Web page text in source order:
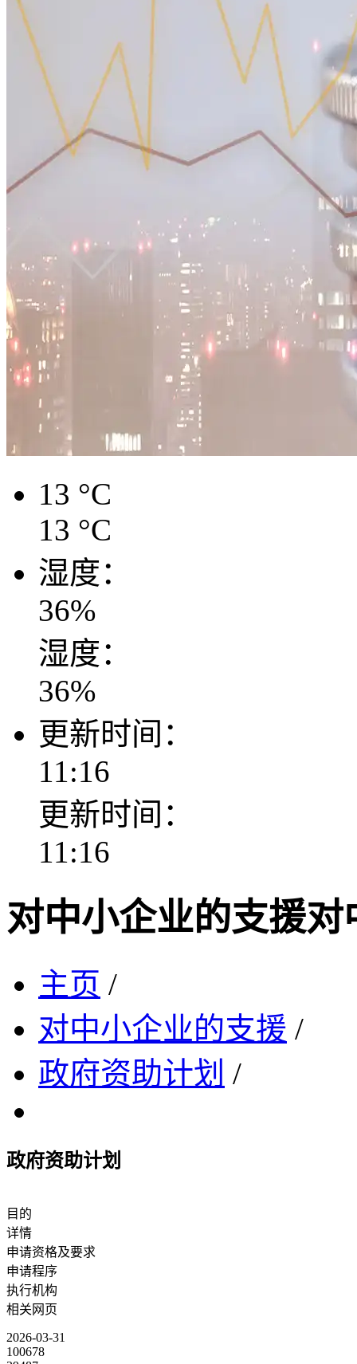
13 °C
13 °C
湿度：
36%
湿度：
36%
更新时间：
11:16
更新时间：
11:16
对中小企业的支援对
主页 /
对中小企业的支援 /
政府资助计划 /
政府资助计划
目的
详情
申请资格及要求
申请程序
执行机构
相关网页
2026-03-31
100678